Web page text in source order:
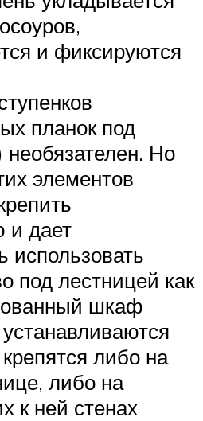
и фиксируются
планок под
необязателен. Но
элементов
и дает
использовать
под лестницей как
шкаф
либо на
либо на
к ней стенах